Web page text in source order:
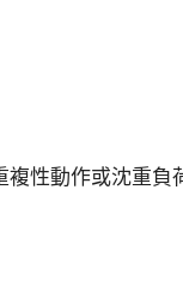
性動作或沈重負